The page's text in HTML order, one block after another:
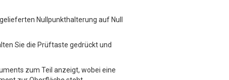
Nullpunkthalterung auf Null
Sie die Prüftaste gedrückt und
zum Teil anzeigt, wobei eine